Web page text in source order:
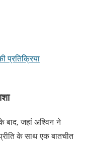
प्रतिक्रिया
जहां अश्विन ने
के साथ एक बातचीत